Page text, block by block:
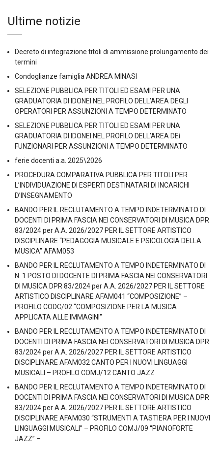
Ultime notizie
Decreto di integrazione titoli di ammissione prolungamento dei
termini
Condoglianze famiglia ANDREA MINASI
SELEZIONE PUBBLICA PER TITOLI ED ESAMI PER UNA
GRADUATORIA DI IDONEI NEL PROFILO DELL’AREA DEGLI
OPERATORI PER ASSUNZIONI A TEMPO DETERMINATO
SELEZIONE PUBBLICA PER TITOLI ED ESAMI PER UNA
GRADUATORIA DI IDONEI NEL PROFILO DELL’AREA DEi
FUNZIONARI PER ASSUNZIONI A TEMPO DETERMINATO
ferie docenti a.a. 2025\2026
PROCEDURA COMPARATIVA PUBBLICA PER TITOLI PER
L’INDIVIDUAZIONE DI ESPERTI DESTINATARI DI INCARICHI
D’INSEGNAMENTO
BANDO PER IL RECLUTAMENTO A TEMPO INDETERMINATO DI
DOCENTI DI PRIMA FASCIA NEI CONSERVATORI DI MUSICA DPR
83/2024 per A.A. 2026/2027 PER IL SETTORE ARTISTICO
DISCIPLINARE “PEDAGOGIA MUSICALE E PSICOLOGIA DELLA
MUSICA” AFAM053
BANDO PER IL RECLUTAMENTO A TEMPO INDETERMINATO DI
N. 1 POSTO DI DOCENTE DI PRIMA FASCIA NEI CONSERVATORI
DI MUSICA DPR 83/2024 per A.A. 2026/2027 PER IL SETTORE
ARTISTICO DISCIPLINARE AFAM041 “COMPOSIZIONE” –
PROFILO CODC/02 “COMPOSIZIONE PER LA MUSICA
APPLICATA ALLE IMMAGINI”
BANDO PER IL RECLUTAMENTO A TEMPO INDETERMINATO DI
DOCENTI DI PRIMA FASCIA NEI CONSERVATORI DI MUSICA DPR
83/2024 per A.A. 2026/2027 PER IL SETTORE ARTISTICO
DISCIPLINARE AFAM032 CANTO PER I NUOVI LINGUAGGI
MUSICALI – PROFILO COMJ/12 CANTO JAZZ
BANDO PER IL RECLUTAMENTO A TEMPO INDETERMINATO DI
DOCENTI DI PRIMA FASCIA NEI CONSERVATORI DI MUSICA DPR
83/2024 per A.A. 2026/2027 PER IL SETTORE ARTISTICO
DISCIPLINARE AFAM030 “STRUMENTI A TASTIERA PER I NUOVI
LINGUAGGI MUSICALI” – PROFILO COMJ/09 “PIANOFORTE
JAZZ” –